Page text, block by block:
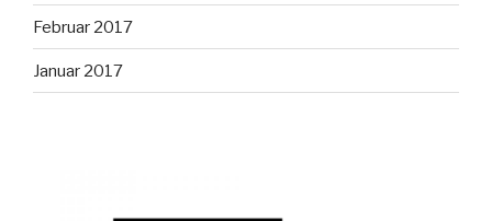
Februar 2017
Januar 2017